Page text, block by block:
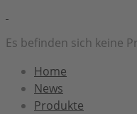
Es befinden sich keine
Home
News
Produkte